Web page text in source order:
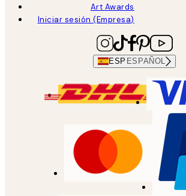
Art Awards
Iniciar sesión (Empresa)
ESP ESPAÑOL